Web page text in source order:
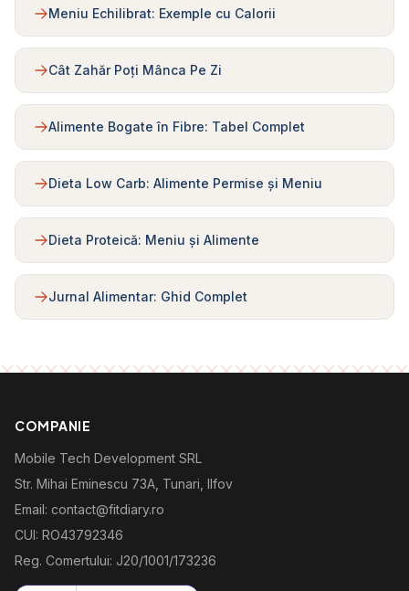
Meniu Echilibrat: Exemple cu Calorii
Cât Zahăr Poți Mânca Pe Zi
Alimente Bogate în Fibre: Tabel Complet
Dieta Low Carb: Alimente Permise și Meniu
Dieta Proteică: Meniu și Alimente
Jurnal Alimentar: Ghid Complet
COMPANIE
Mobile Tech Development SRL
Str. Mihai Eminescu 73A, Tunari, Ilfov
Email: contact@fitdiary.ro
CUI: RO43792346
Reg. Comertului: J20/1001/173236